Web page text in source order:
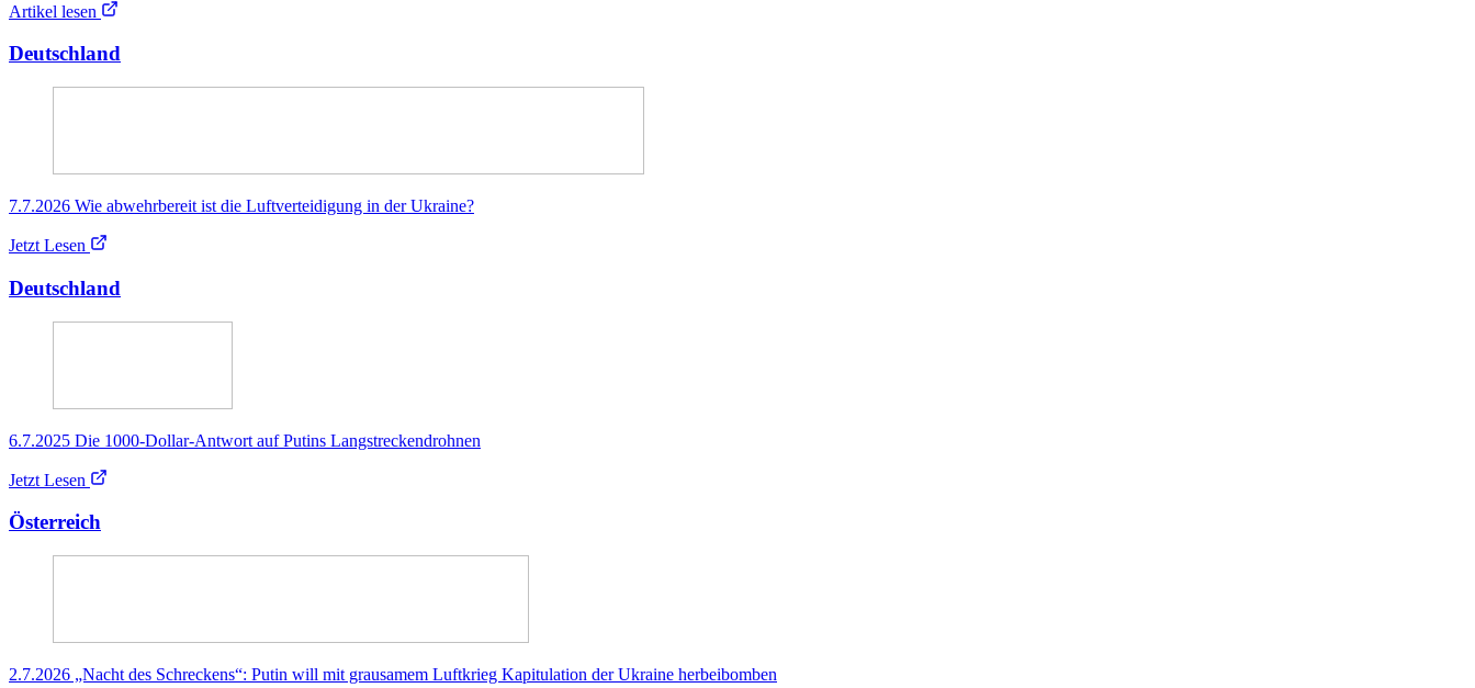
Artikel lesen
Deutschland
7.7.2026 Wie abwehrbereit ist die Luftverteidigung in der Ukraine?
Jetzt Lesen
Deutschland
6.7.2025 Die 1000-Dollar-Antwort auf Putins Langstreckendrohnen
Jetzt Lesen
Österreich
2.7.2026 „Nacht des Schreckens“: Putin will mit grausamem Luftkrieg Kapitulation der Ukraine herbeibomben